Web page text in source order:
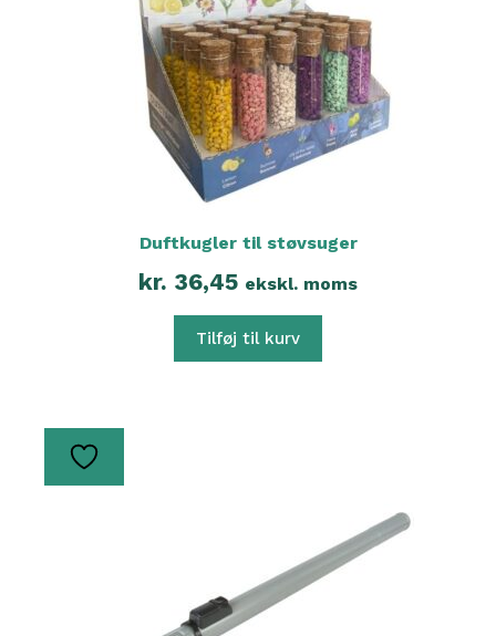
Duftkugler til støvsuger
kr. 36,45 ekskl. moms
Tilføj til kurv
Dette